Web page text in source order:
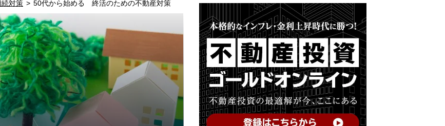
続対策 > 50代から始める 終活のための不動産対策